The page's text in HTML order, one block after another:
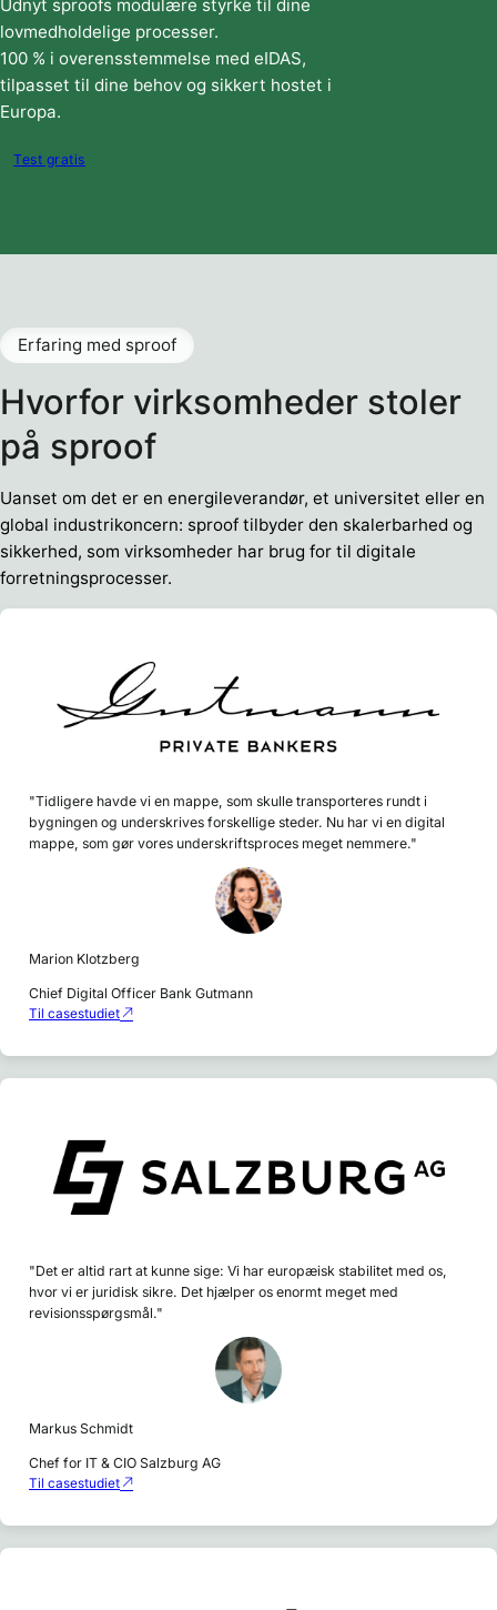
Udnyt sproofs modulære styrke til dine
lovmedholdelige processer.
100 % i overensstemmelse med eIDAS,
tilpasset til dine behov og sikkert hostet i
Europa.
Test gratis
Erfaring med sproof
Hvorfor virksomheder stoler
på sproof
Uanset om det er en energileverandør, et universitet eller en
global industrikoncern: sproof tilbyder den skalerbarhed og
sikkerhed, som virksomheder har brug for til digitale
forretningsprocesser.
"Tidligere havde vi en mappe, som skulle transporteres rundt i
bygningen og underskrives forskellige steder. Nu har vi en digital
mappe, som gør vores underskriftsproces meget nemmere."
Marion Klotzberg
Chief Digital Officer Bank Gutmann
Til casestudiet
"Det er altid rart at kunne sige: Vi har europæisk stabilitet med os,
hvor vi er juridisk sikre. Det hjælper os enormt meget med
revisionsspørgsmål."
Markus Schmidt
Chef for IT & CIO Salzburg AG
Til casestudiet